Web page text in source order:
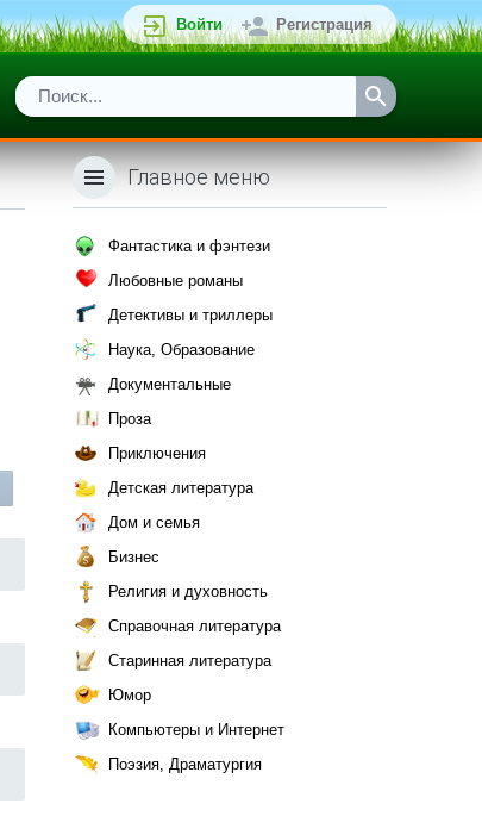
Войти Регистрация
Главное меню
Фантастика и фэнтези
Любовные романы
Детективы и триллеры
Наука, Образование
Документальные
Проза
Приключения
Детская литература
Дом и семья
Бизнес
Религия и духовность
Справочная литература
Старинная литература
Юмор
Компьютеры и Интернет
Поэзия, Драматургия